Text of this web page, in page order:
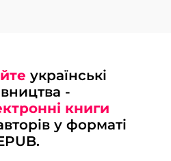
українські
-
книги
у форматі